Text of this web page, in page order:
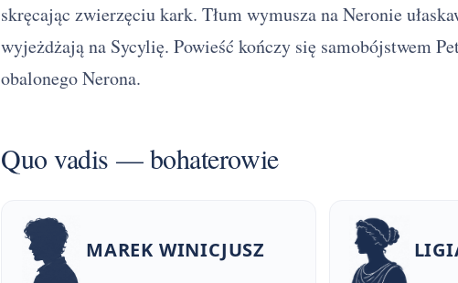
skręcając zwierzęciu kark. Tłum wymusza na Neronie
wyjeżdżają na Sycylię. Powieść kończy się samobójstwem
obalonego Nerona.
Quo vadis — bohaterowie
MAREK WINICJUSZ